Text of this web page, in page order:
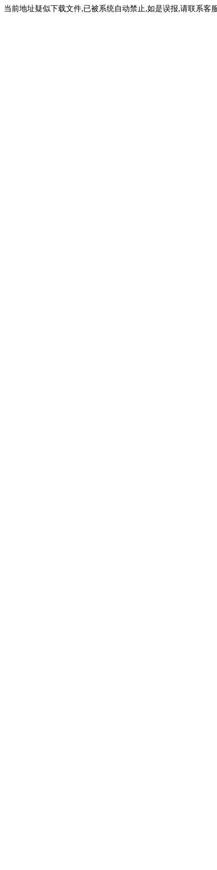
当前地址疑似下载文件,已被系统自动禁止,如是误报,请联系客